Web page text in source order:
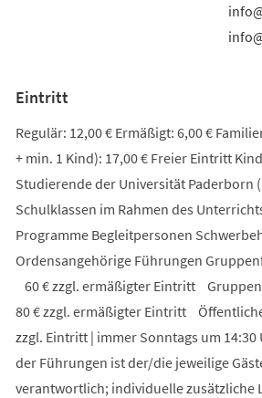
Eintritt
Regulär: 12,00 € Ermäßigt: 6,00 €
+ min. 1 Kind): 17,00 € Freier Eintritt
Studierende der Universität Paderborn
Schulklassen im Rahmen des
Programme Begleitpersonen
Ordensangehörige Führungen
60 € zzgl. ermäßigter Eintritt
80 € zzgl. ermäßigter Eintritt
zzgl. Eintritt | immer Sonntags um
der Führungen ist der/die jeweilige
verantwortlich; individuelle zusätzliche